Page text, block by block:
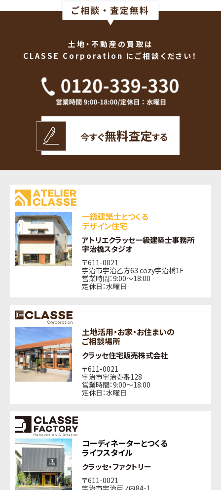
土地・不動産の買取は
CLASSE Corporation にご相談ください！
今すぐ無料査定する
一級建築士とつくる
デザイン住宅
アトリエクラッセ一級建築士事務所
宇治橋スタジオ
〒611-0021
宇治市宇治乙方63 cozy宇治橋1F
営業時間：9:00〜18:00
定休日：水曜日
土地活用・お家・お住まいの
ご相談場所
クラッセ住宅販売株式会社
〒611-0021
宇治市宇治壱番128
営業時間：9:00〜18:00
定休日：水曜日
コーディネーターとつくる
ライフスタイル
クラッセ・ファクトリー
〒611-0021
宇治市宇治戸ノ内84-1